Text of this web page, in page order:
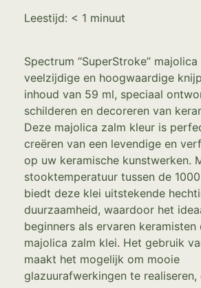
Leestijd: < 1 minuut
Spectrum “SuperStroke”
veelzijdige en hoogwaardige
inhoud van 59 ml, speciaal
schilderen en decoreren van
Deze majolica zalm kleur is
creëren van een levendige en
op uw keramische kunstwerken.
stooktemperatuur tussen de 1000
biedt deze klei uitstekende
duurzaamheid, waardoor het
beginners als ervaren
majolica zalm klei. Het gebruik
maakt het mogelijk om mooie
glazuurafwerkingen te realiseren,